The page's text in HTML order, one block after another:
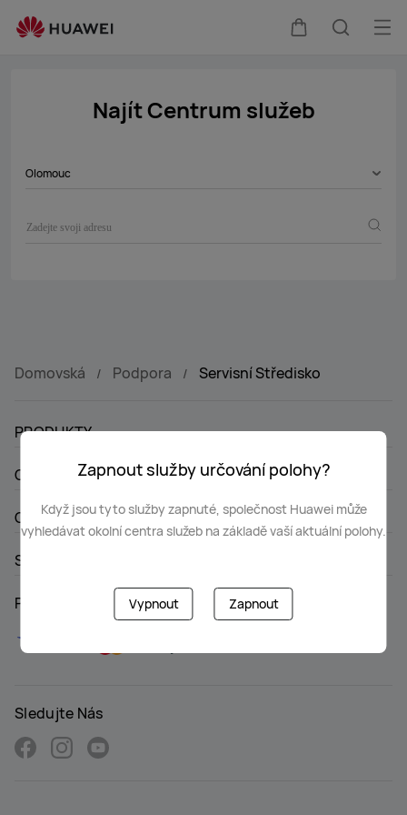
center
Najít Centrum služeb
Olomouc
Zapnout služby určování polohy?
Když jsou tyto služby zapnuté, společnost Huawei může
vyhledávat okolní centra služeb na základě vaší aktuální polohy.
Vypnout Zapnout
Domovská Podpora Servisní Středisko
PRODUKTY
Obchod
O HUAWEI
SERVIS A PODPORA
Podporované platební karty:
Sledujte Nás